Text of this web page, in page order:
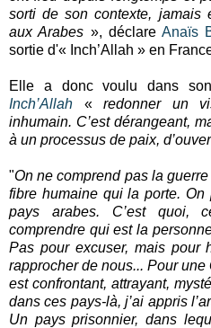
sorti de son contexte, jamais
aux Arabes », déclare Anaïs
sortie d'« Inch’Allah » en
Elle a donc voulu dans
Inch’Allah « redonner un
inhumain. C’est dérangeant,
à un processus de paix,
"On ne comprend pas la
fibre humaine qui la porte.
pays arabes. C’est quoi,
comprendre qui est la
Pas pour excuser, mais pour
rapprocher de nous... Pour
est confrontant, attrayant,
dans ces pays-là, j’ai appris
Un pays prisonnier, dans